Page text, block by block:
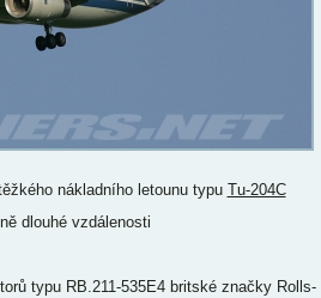
nákladního letounu typu Tu-204C
dlouhé vzdálenosti
typu RB.211-535E4 britské značky Rolls-